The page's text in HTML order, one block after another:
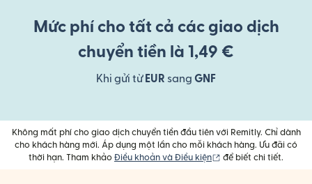
Mức phí cho tất cả các giao dịch
chuyển tiền là 1,49 €
Khi gửi từ EUR sang GNF
Không mất phí cho giao dịch chuyển tiền đầu tiên với Remitly. Chỉ dành
cho khách hàng mới. Áp dụng một lần cho mỗi khách hàng. Ưu đãi có
thời hạn. Tham khảo Điều khoản và Điều kiện (mở trong cửa sổ mới)
để biết chi tiết.